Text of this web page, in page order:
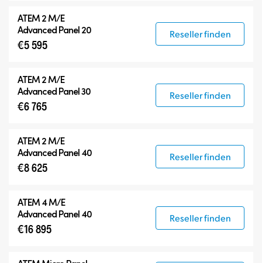
ATEM 2 M/E
Advanced Panel 20
€5 595
Reseller finden
ATEM 2 M/E
Advanced Panel 30
€6 765
Reseller finden
ATEM 2 M/E
Advanced Panel 40
€8 625
Reseller finden
ATEM 4 M/E
Advanced Panel 40
€16 895
Reseller finden